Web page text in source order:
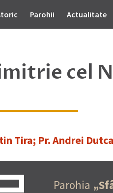
Parohii Actualitate
cel
Tira; Pr. Andrei Dutca
Parohia